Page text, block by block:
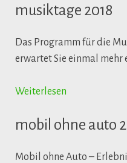
musiktage 2018
Das Programm für die
erwartet Sie einmal mehr
Weiterlesen
mobil ohne auto
Mobil ohne Auto –